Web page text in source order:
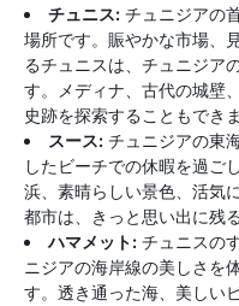
チュニス: チュニジアの
場所です。賑やかな市場、
るチュニスは、チュニジア
す。メディナ、古代の城壁
史跡を探索することもできま
スース: チュニジアの東
したビーチでの休暇を過ご
浜、素晴らしい景色、活気
都市は、きっと思い出に残
ハマメット: チュニスの
ニジアの海岸線の美しさを
す。透き通った海、美しい